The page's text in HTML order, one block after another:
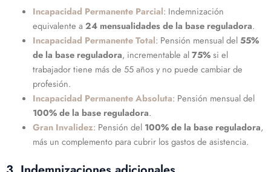
Incapacidad Permanente Parcial: Indemnización
equivalente a 24 mensualidades de la base reguladora.
Incapacidad Permanente Total: Pensión mensual del55%
de la base reguladora, incrementable al75%si el
trabajador tiene más de 55 años y no puede cambiar de
profesión.
Incapacidad Permanente Absoluta: Pensión mensual del
100% de la base reguladora.
Gran Invalidez: Pensión del 100% de la base reguladora,
más un complemento para cubrir los gastos de asistencia.